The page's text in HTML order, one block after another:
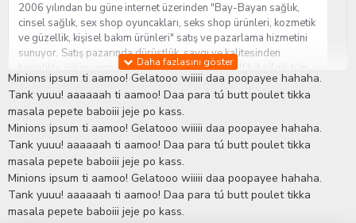
2006 yılından bu güne internet üzerinden "Bay-Bayan sağlık,
cinsel sağlık, sex shop oyuncakları, seks shop ürünleri, kozmetik
ve güzellik, kişisel bakım ürünleri" satış ve pazarlama hizmetini
sunuyor. Satış pazarında dürüstlük, saygı ve kalitesinden
kesinlikle ödün vermeden hizmet sağlık ve güzellik ile ilgili tüm
sorularınıza anında cevap verebilen Yetkin ve uzman kadrosu ile
ihtiyaçlarınızı en uygun fiyat ve taksit seçenekleriyle karşılıyor.
İstanbul beylikdüzü Erotik Shop sitemizde insan odaklı çalışma
stratejimiz ile müşterilerimizin yaşamlarında mutlu, sağlıklı ve
bakımlı olmaları için onlara sağlık ve güzellik danışmanlığı
sağlıyoruz.Sex ShopAlışveriş sitemiz Erotik Shop sektöründeki
gelişmeleri ve yenilikleri çok yakından takip etmesi, yaklaşık
5000'e yakın geniş ürün yelpazesi ile Türkiye'de bu sektörde
kendi alanımızda en geniş ürün gurubuna sahip ender
mağazalardan biri olması, müşteri memnuniyetini her zaman ön
Minions ipsum ti aamoo! Gelatooo wiiiii daa poopayee hahaha.
Tank yuuu! aaaaaah ti aamoo! Daa para tú butt poulet tikka
masala pepete baboiii jeje po kass.
Minions ipsum ti aamoo! Gelatooo wiiiii daa poopayee hahaha.
Tank yuuu! aaaaaah ti aamoo! Daa para tú butt poulet tikka
masala pepete baboiii jeje po kass.
Minions ipsum ti aamoo! Gelatooo wiiiii daa poopayee hahaha.
Tank yuuu! aaaaaah ti aamoo! Daa para tú butt poulet tikka
masala pepete baboiii jeje po kass.